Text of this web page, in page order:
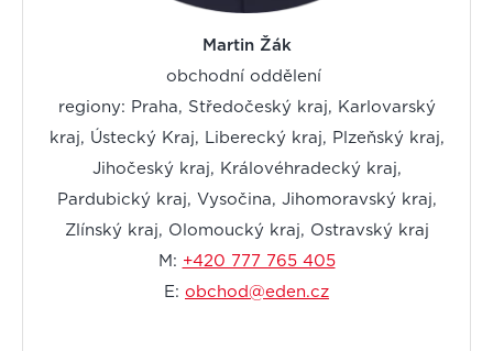
Martin Žák
obchodní oddělení
regiony: Praha, Středočeský kraj, Karlovarský
kraj, Ústecký Kraj, Liberecký kraj, Plzeňský kraj,
Jihočeský kraj, Královéhradecký kraj,
Pardubický kraj, Vysočina, Jihomoravský kraj,
Zlínský kraj, Olomoucký kraj, Ostravský kraj
M: +420 777 765 405
E: obchod@eden.cz